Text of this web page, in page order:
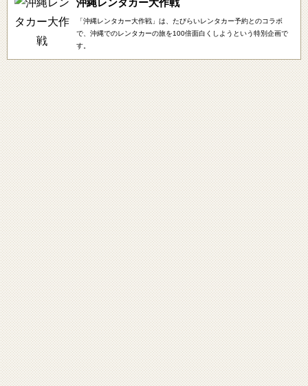
「沖縄レンタカー大作戦」は、たびらいレンタカー予約とのコラボ
で、沖縄でのレンタカーの旅を100倍面白くしようという特別企画で
す。